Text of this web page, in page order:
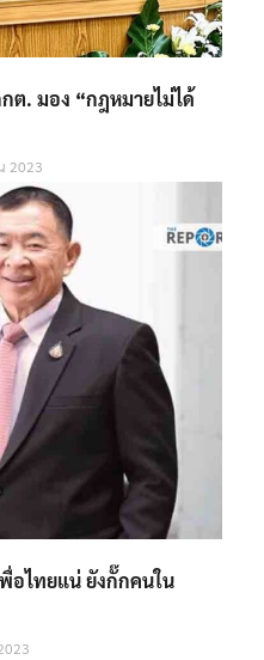
ต. มอง “กฎหมายไม่ได้
2023
พื่อไทยแน่​ ยังกั๊กคนใน